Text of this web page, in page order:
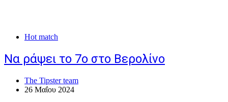
Hot match
Να ράψει το 7ο στο Βερολίνο
The Tipster team
26 Μαΐου 2024